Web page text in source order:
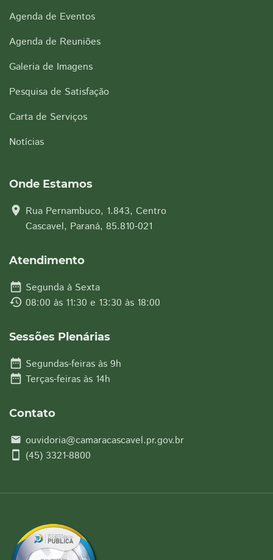
Agenda de Eventos
Agenda de Reuniões
Galeria de Imagens
Pesquisa de Satisfação
Carta de Serviços
Notícias
Onde Estamos
location_on Rua Pernambuco, 1.843, Centro
Cascavel, Paraná, 85.810-021
Atendimento
date_range Segunda à Sexta
history 08:00 às 11:30 e 13:30 às 18:00
Sessões Plenárias
date_range Segundas-feiras às 9h
date_range Terças-feiras às 14h
Contato
email ouvidoria@camaracascavel.pr.gov.br
smartphone (45) 3321-8800